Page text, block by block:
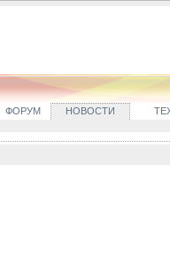
ФОРУМ НОВОСТИ